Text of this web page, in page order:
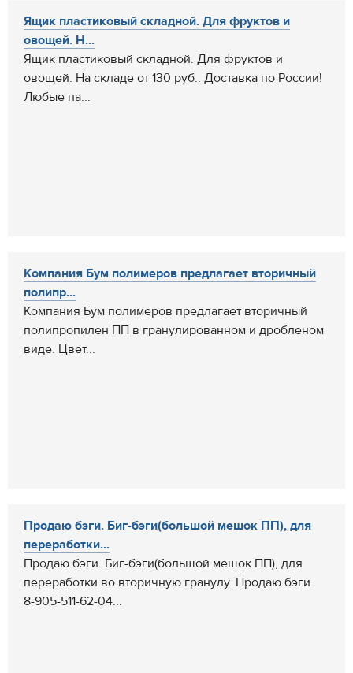
Ящик пластиковый складной. Для фруктов и
овощей. Н...
Ящик пластиковый складной. Для фруктов и
овощей. На складе от 130 руб.. Доставка по России!
Любые па...
Компания Бум полимеров предлагает вторичный
полипр...
Компания Бум полимеров предлагает вторичный
полипропилен ПП в гранулированном и дробленом
виде. Цвет...
Продаю бэги. Биг-бэги(большой мешок ПП), для
переработки...
Продаю бэги. Биг-бэги(большой мешок ПП), для
переработки во вторичную гранулу. Продаю бэги
8-905-511-62-04...